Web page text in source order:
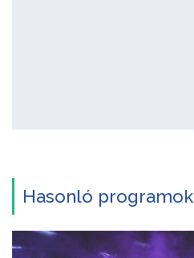
Hasonló programok